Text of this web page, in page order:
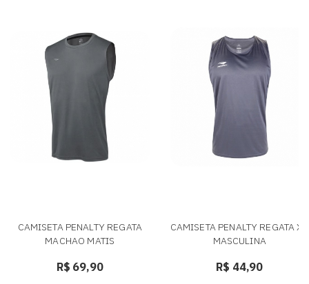
CAMISETA PENALTY REGATA
MACHAO MATIS
R$ 69,90
CAMISETA PENALTY REGATA X -
MASCULINA
R$ 44,90